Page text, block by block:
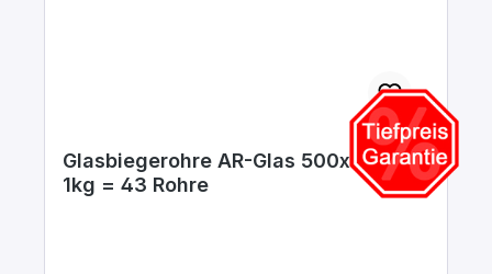
Glasbiegerohre AR-Glas 500x8 mm,
1kg = 43 Rohre